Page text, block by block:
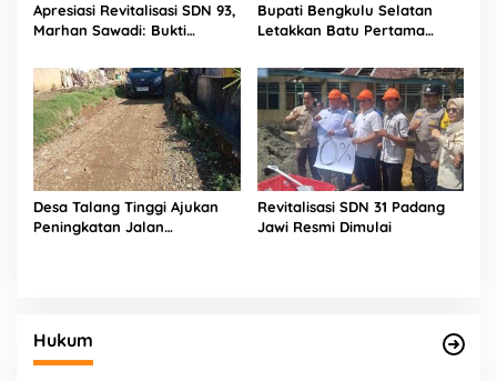
Apresiasi Revitalisasi SDN 93,
Marhan Sawadi: Bukti
Selatan Majukan Pendidikan
Bupati Bengkulu Selatan
Letakkan Batu Pertama
Desa Talang Tinggi Ajukan
Peningkatan Jalan
Revitalisasi SDN 31 Padang
Jawi Resmi Dimulai
Hukum